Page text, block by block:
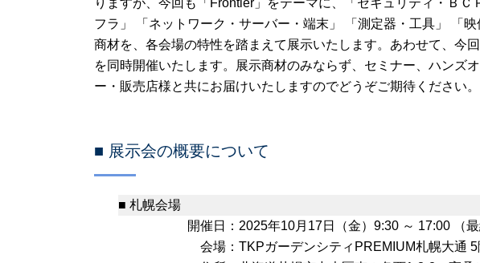
りますが、今回も「Frontier」をテーマに、「セキュリティ・Ｂ
フラ」 「ネットワーク・サーバー・端末」 「測定器・工具」 「
商材を、各会場の特性を踏まえて展示いたします。あわせて、今
を同時開催いたします。展示商材のみならず、セミナー、ハンズ
ー・販売店様と共にお届けいたしますのでどうぞご期待ください。
■ 展示会の概要について
■ 札幌会場
開催日： 2025年10月17日（金）9:30 ～ 17:00 （最
会場： TKPガーデンシティPREMIUM札幌大通 5